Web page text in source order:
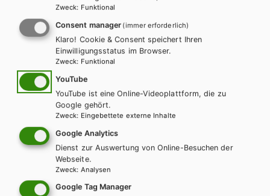
BAFEP/BASOP HLFS/LFS
KOMPETENZ:DEUTSCH – modular.
Sprachbuch für höhere Schulen. Trainingsteil
1
Trainingsteil + E-Book
Trainingsteil E-Book Solo
Trainingsteil mit E-BOOK+
Trainingsteil E-BOOK+ Solo
TT Lehrer/innenausgabe
Zweck: Funktional
Consent manager (immer erforderlich)
Klaro! Cookie & Consent speichert Ihren
Einwilligungsstatus im Browser.
Zweck: Funktional
YouTube
YouTube ist eine Online-Videoplattform, die zu
Google gehört.
Zweck: Eingebettete externe Inhalte
Google Analytics
Dienst zur Auswertung von Online-Besuchen der
Webseite.
Zweck: Analysen
Google Tag Manager